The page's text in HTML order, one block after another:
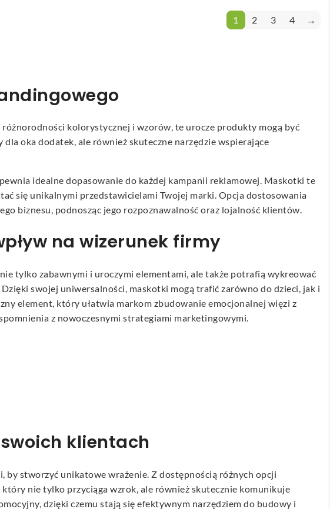
1 2 3 4 →
kolorystycznej i wzorów, te urocze produkty mogą być
oka dodatek, ale również skuteczne narzędzie wspierające
idealne dopasowanie do każdej kampanii reklamowej. Maskotki te
się unikalnymi przedstawicielami Twojej marki. Opcja dostosowania
biznesu, podnosząc jego rozpoznawalność oraz lojalność klientów.
na wizerunek firmy
tylko zabawnymi i uroczymi elementami, ale także potrafią wykreować
swojej uniwersalności, maskotki mogą trafić zarówno do dzieci, jak i
element, który ułatwia markom zbudowanie emocjonalnej więzi z
z nowoczesnymi strategiami marketingowymi.
klientach
by stworzyć unikatowe wrażenie. Z dostępnością różnych opcji
nie tylko przyciąga wzrok, ale również skutecznie komunikuje
dzięki czemu stają się efektywnym narzędziem do budowy i